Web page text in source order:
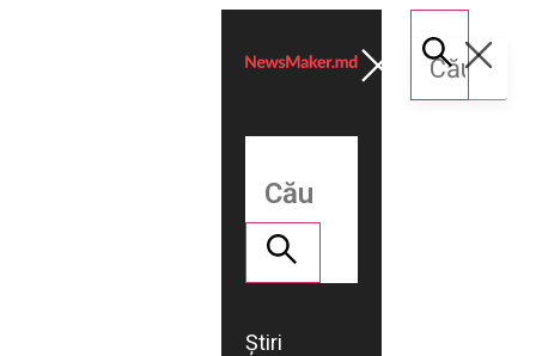
Știri